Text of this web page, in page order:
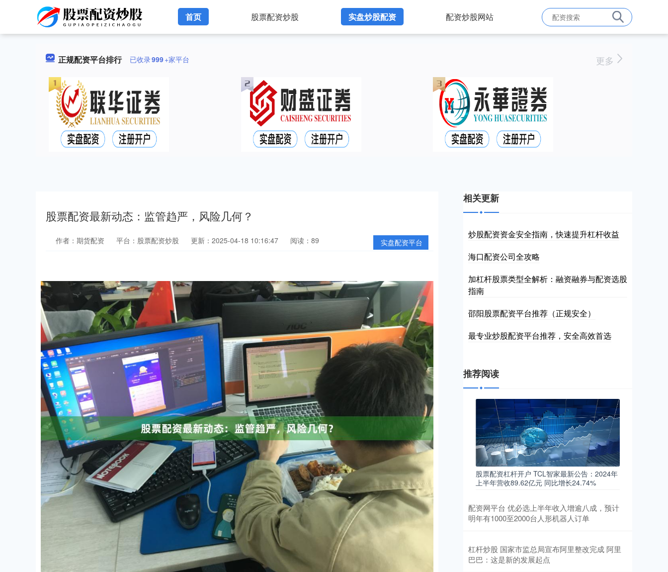
首页 股票配资炒股 实盘炒股配资 配资炒股网站
正规配资平台排行 已收录999+家平台 更多
股票配资最新动态：监管趋严，风险几何？
实盘配资平台
作者：期货配资 平台：股票配资炒股 更新：2025-04-18 10:16:47 阅读：89
相关更新
炒股配资资金安全指南，快速提升杠杆收益
海口配资公司全攻略
加杠杆股票类型全解析：融资融券与配资选股
指南
邵阳股票配资平台推荐（正规安全）
最专业炒股配资平台推荐，安全高效首选
推荐阅读
股票配资杠杆开户 TCL智家最新公告：2024年
上半年营收89.62亿元 同比增长24.74%
配资网平台 优必选上半年收入增逾八成，预计
明年有1000至2000台人形机器人订单
杠杆炒股 国家市监总局宣布阿里整改完成 阿里
巴巴：这是新的发展起点